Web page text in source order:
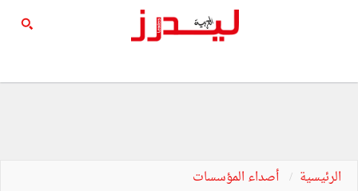
الرئيسية أصداء المؤسسات